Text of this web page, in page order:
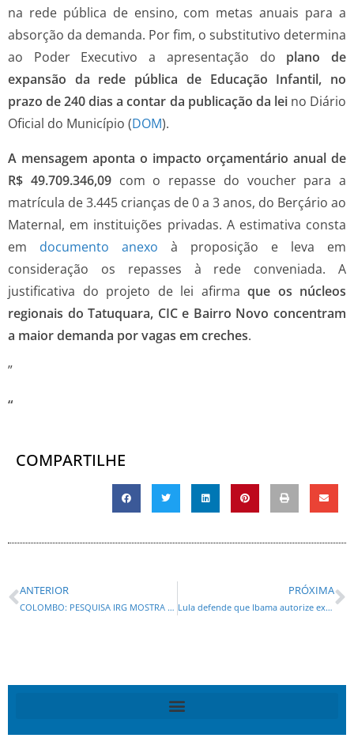
na rede pública de ensino, com metas anuais para a
absorção da demanda. Por fim, o substitutivo determina
ao Poder Executivo a apresentação do plano de
expansão da rede pública de Educação Infantil, no
prazo de 240 dias a contar da publicação da leino Diário
Oficial do Município (DOM).
A mensagem aponta o impacto orçamentário anual de
R$ 49.709.346,09 com o repasse do voucher para a
matrícula de 3.445 crianças de 0 a 3 anos, do Berçário ao
Maternal, em instituições privadas. A estimativa consta
em documento anexo à proposição e leva em
consideração os repasses à rede conveniada. A
justificativa do projeto de lei afirma que os núcleos
regionais do Tatuquara, CIC e Bairro Novo concentram
a maior demanda por vagas em creches.
”
“
COMPARTILHE
ANTERIOR
COLOMBO: PESQUISA IRG MOSTRA PREFEITO HELDER COM APROVAÇÃO DE 65% NOS PRIMEIROS 30 DIAS
PRÓXIMA
Lula defende que Ibama autorize explorar petróleo na Foz do Amazonas